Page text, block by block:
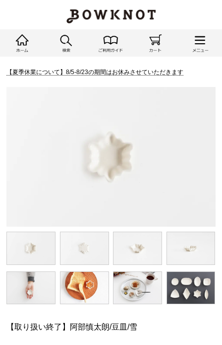
【夏季休業について】8/5-8/23の期間はお休みさせていただきます
【取り扱い終了】阿部慎太朗/豆皿/雪